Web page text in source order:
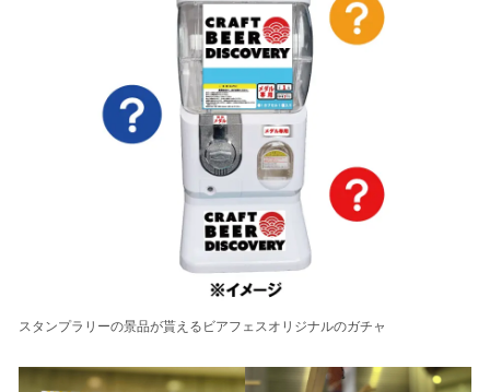
スタンプラリーの景品が貰えるビアフェスオリジナルのガチャ